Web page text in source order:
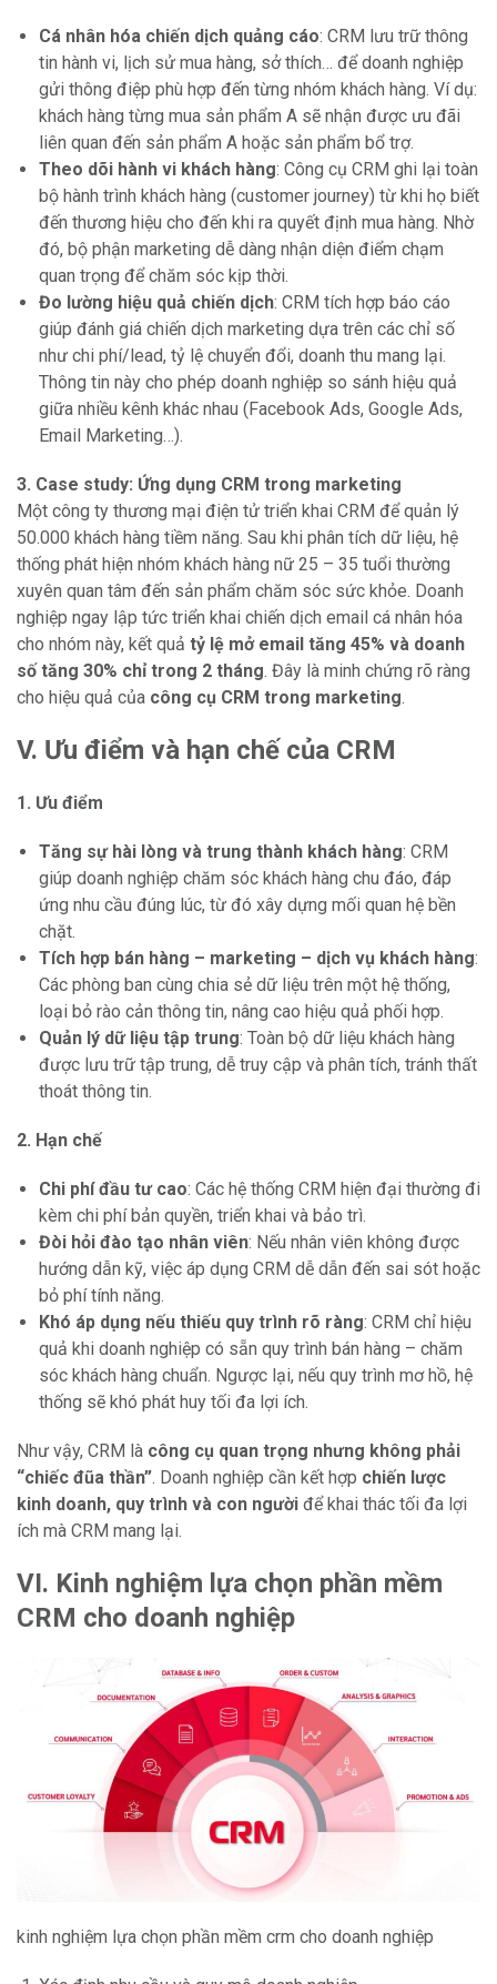
Cá nhân hóa chiến dịch quảng cáo: CRM lưu trữ thông
tin hành vi, lịch sử mua hàng, sở thích… để doanh nghiệp
gửi thông điệp phù hợp đến từng nhóm khách hàng. Ví dụ:
khách hàng từng mua sản phẩm A sẽ nhận được ưu đãi
liên quan đến sản phẩm A hoặc sản phẩm bổ trợ.
Theo dõi hành vi khách hàng: Công cụ CRM ghi lại toàn
bộ hành trình khách hàng (customer journey) từ khi họ biết
đến thương hiệu cho đến khi ra quyết định mua hàng. Nhờ
đó, bộ phận marketing dễ dàng nhận diện điểm chạm
quan trọng để chăm sóc kịp thời.
Đo lường hiệu quả chiến dịch: CRM tích hợp báo cáo
giúp đánh giá chiến dịch marketing dựa trên các chỉ số
như chi phí/lead, tỷ lệ chuyển đổi, doanh thu mang lại.
Thông tin này cho phép doanh nghiệp so sánh hiệu quả
giữa nhiều kênh khác nhau (Facebook Ads, Google Ads,
Email Marketing…).
3. Case study: Ứng dụng CRM trong marketing
Một công ty thương mại điện tử triển khai CRM để quản lý
50.000 khách hàng tiềm năng. Sau khi phân tích dữ liệu, hệ
thống phát hiện nhóm khách hàng nữ 25 – 35 tuổi thường
xuyên quan tâm đến sản phẩm chăm sóc sức khỏe. Doanh
nghiệp ngay lập tức triển khai chiến dịch email cá nhân hóa
cho nhóm này, kết quả tỷ lệ mở email tăng 45% và doanh
số tăng 30% chỉ trong 2 tháng. Đây là minh chứng rõ ràng
cho hiệu quả của công cụ CRM trong marketing.
V. Ưu điểm và hạn chế của CRM
1. Ưu điểm
Tăng sự hài lòng và trung thành khách hàng: CRM
giúp doanh nghiệp chăm sóc khách hàng chu đáo, đáp
ứng nhu cầu đúng lúc, từ đó xây dựng mối quan hệ bền
chặt.
Tích hợp bán hàng – marketing – dịch vụ khách hàng:
Các phòng ban cùng chia sẻ dữ liệu trên một hệ thống,
loại bỏ rào cản thông tin, nâng cao hiệu quả phối hợp.
Quản lý dữ liệu tập trung: Toàn bộ dữ liệu khách hàng
được lưu trữ tập trung, dễ truy cập và phân tích, tránh thất
thoát thông tin.
2. Hạn chế
Chi phí đầu tư cao: Các hệ thống CRM hiện đại thường đi
kèm chi phí bản quyền, triển khai và bảo trì.
Đòi hỏi đào tạo nhân viên: Nếu nhân viên không được
hướng dẫn kỹ, việc áp dụng CRM dễ dẫn đến sai sót hoặc
bỏ phí tính năng.
Khó áp dụng nếu thiếu quy trình rõ ràng: CRM chỉ hiệu
quả khi doanh nghiệp có sẵn quy trình bán hàng – chăm
sóc khách hàng chuẩn. Ngược lại, nếu quy trình mơ hồ, hệ
thống sẽ khó phát huy tối đa lợi ích.
Như vậy, CRM là công cụ quan trọng nhưng không phải
“chiếc đũa thần”. Doanh nghiệp cần kết hợp chiến lược
kinh doanh, quy trình và con người để khai thác tối đa lợi
ích mà CRM mang lại.
VI. Kinh nghiệm lựa chọn phần mềm
CRM cho doanh nghiệp
kinh nghiệm lựa chọn phần mềm crm cho doanh nghiệp